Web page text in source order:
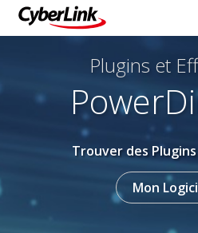
Plugins et
Trouver des
Mon